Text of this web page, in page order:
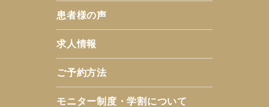
患者様の声
求人情報
ご予約方法
モニター制度・学割について